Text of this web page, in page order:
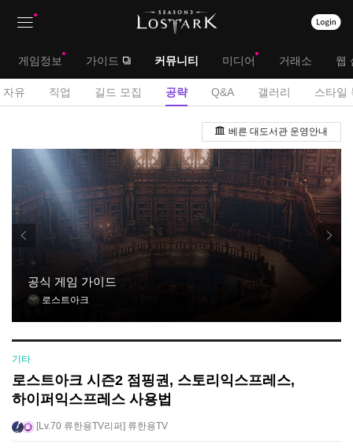
뉴
대
메
게임정보 가이드 커뮤니티 미디어 거래소 웹
서
메
뉴
자유 직업 길드 모집 공략 Q&A 갤러리 스타일
략
판
베른 대도서관 운영안내
공식 게임 가이드
로스트아크
기타
로스트아크 시즌2 점핑권, 스토리익스프레스,
하이퍼익스프레스 사용법
Lv.70 류한용TV리퍼 류한용TV